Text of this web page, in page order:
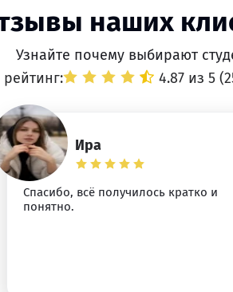
наших
Узнайте почему выбирают
4.87 из 5 (
Ира
Спасибо, всё получилось кратко и
понятно.